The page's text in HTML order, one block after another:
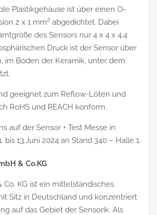
Plastikgehäuse ist über einen O-
2 x 1 mm² abgedichtet. Dabei
des Sensors nur 4 x 4 x 4.4
Druck ist der Sensor über
im Boden der Keramik, unter dem
geeignet zum Reflow-Löten und
RoHS und REACH konform.
auf der Sensor + Test Messe in
bis 13.Juni 2024 an Stand 340 – Halle 1.
& Co.KG
Co. KG ist ein mittelständisches
Sitz in Deutschland und konzentriert
auf das Gebiet der Sensorik. Als